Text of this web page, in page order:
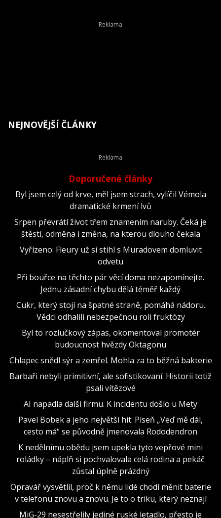
NEJNOVĚJŠÍ ČLÁNKY
Doporučené články
Byl jsem celý od krve, měl jsem strach, vylíčil Vémola
dramatické krmení lvů
Srpen převrátí život třem znamením naruby. Čeká je
štěstí, odměna i změna, na kterou dlouho čekala
Vyřízeno: Fleury už si stihl s Muradovem domluvit
odvetu
Při bouřce na těchto pár věcí doma nezapomínejte.
Jednu zásadní chybu dělá téměř každý
Cukr, který stojí na špatné straně, pomáhá nádoru.
Vědci odhalili nebezpečnou roli fruktózy
Byl to rozlučkový zápas, okomentoval promotér
budoucnost hvězdy Oktagonu
Chlapec snědl sýr a zemřel. Mohla za to běžná bakterie
Barbaři nebyli primitivní, ale sofistikovaní. Historii totiž
psali vítězové
AI napadla další firmu. K incidentu došlo u Mety
Pavel Bobek a jeho největší hit: Píseň „Veď mě dál,
cesto má“ se původně jmenovala Rododendron
K nedělnímu obědu jsem upekla tyto vepřové mini
roládky – náplň si pochvalovala celá rodina a pekáč
zůstal úplně prázdný
Opravář vysvětlil, proč k němu lidé chodí měnit baterie
v telefonu znovu a znovu. Je to o triku, který neznají
MiG-29 nesestřelily jediné ruské letadlo, přesto je